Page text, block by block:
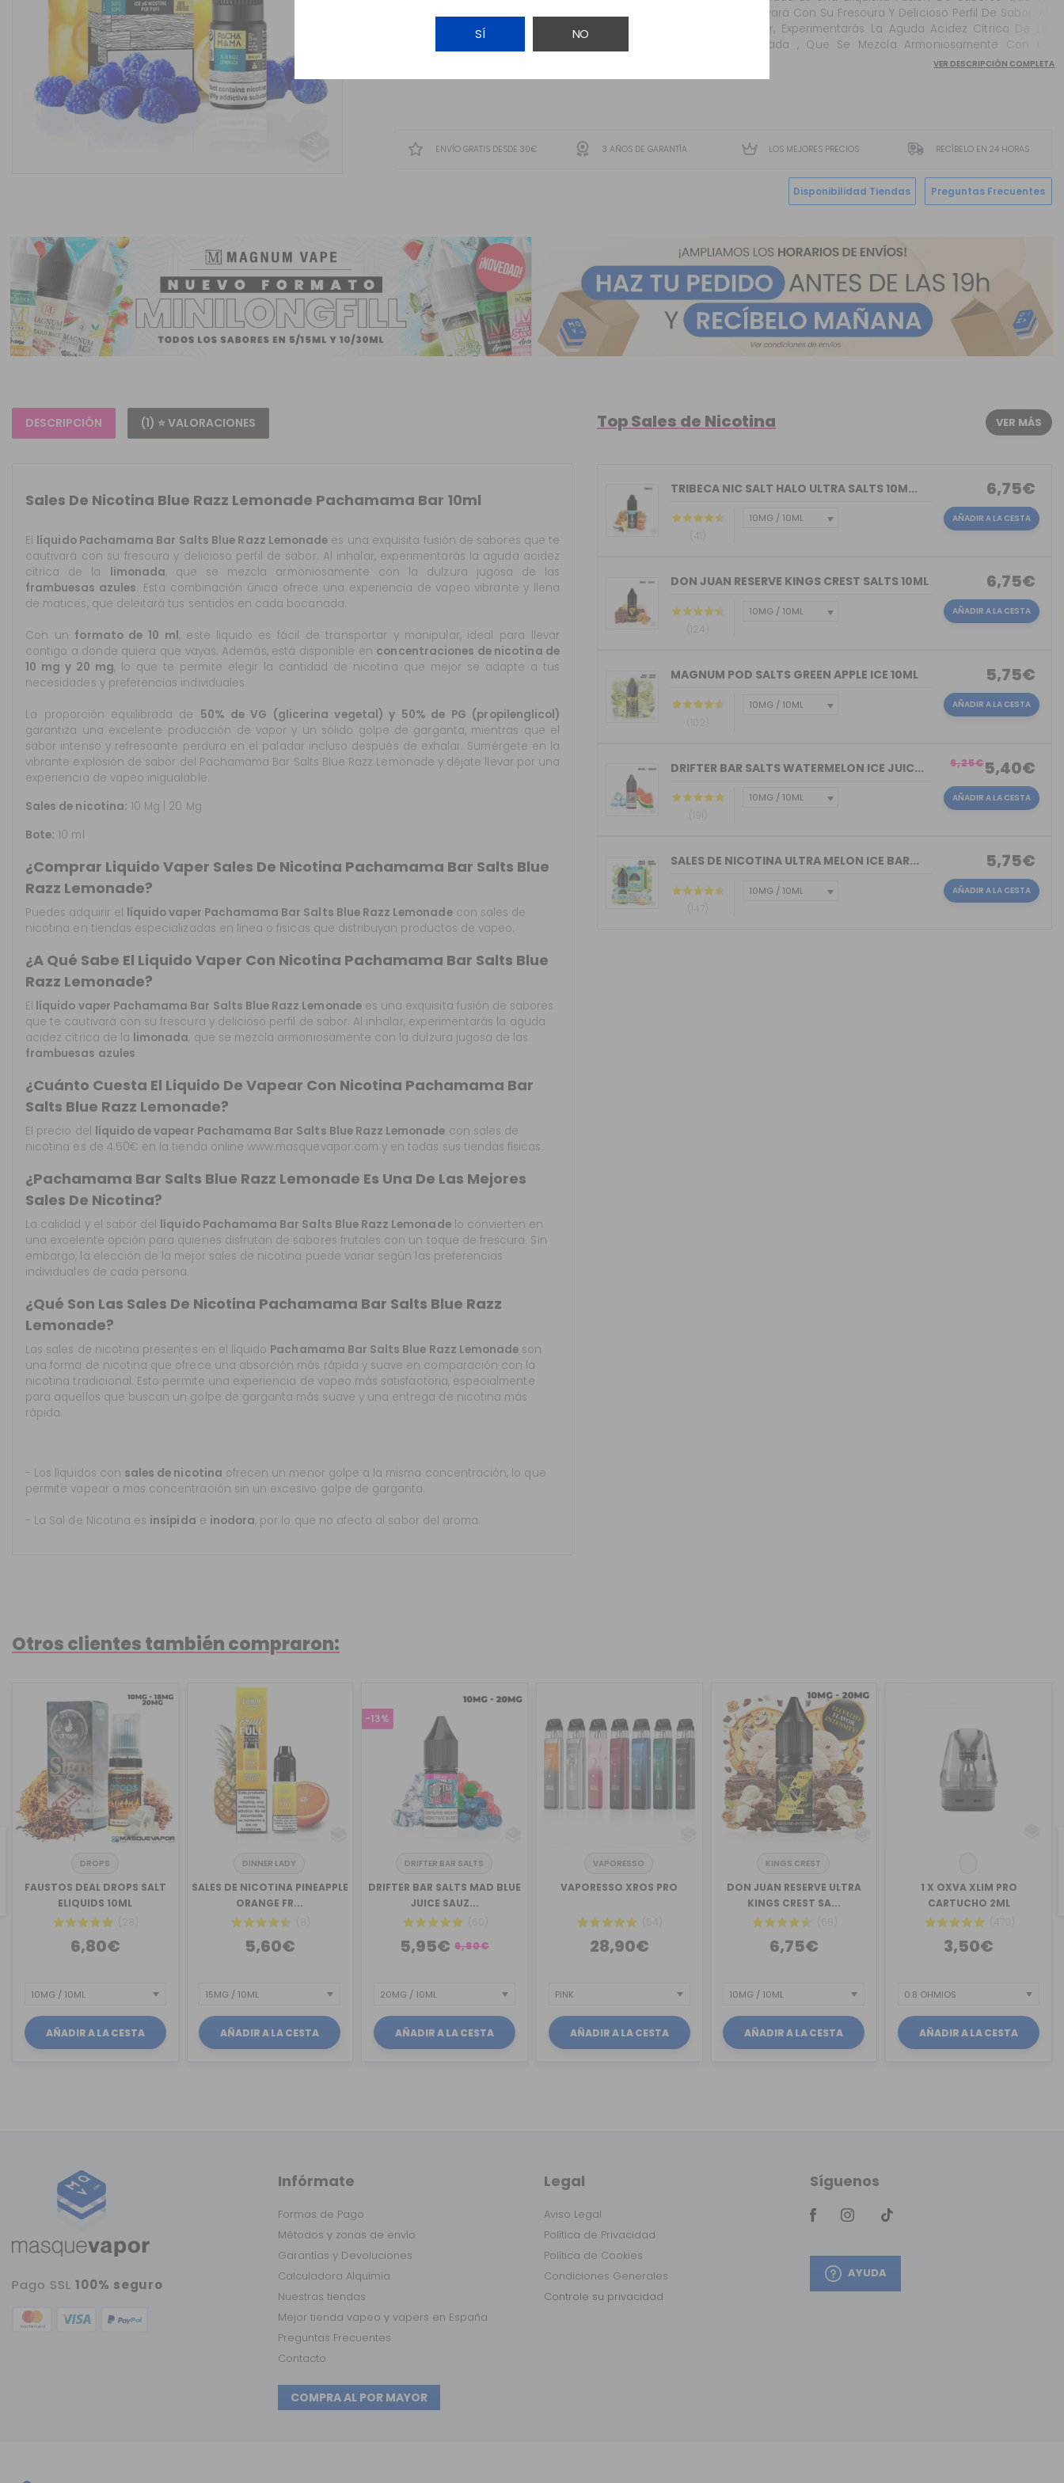
SÍ NO
Cautivará Con Su Frescura Y Delicioso Perfil De Sabor. Al
Inhalar, Experimentarás La Aguda Acidez Cítrica De La
Limonada , Que Se Mezcla Armoniosamente Con La
Dulzura Jugosa De Las Frambuesas Azules</S...VER DESCRIPCIÓN COMPLETA
ENVÍO GRATIS DESDE 30€ 3 AÑOS DE GARANTÍA LOS MEJORES PRECIOS RECÍBELO EN 24 HORAS
Disponibilidad Tiendas Preguntas Frecuentes
DESCRIPCIÓN (1) ⭐ VALORACIONES
Sales De Nicotina Blue Razz Lemonade Pachamama Bar 10ml
El líquido Pachamama Bar Salts Blue Razz Lemonade es una exquisita fusión de sabores que te
cautivará con su frescura y delicioso perfil de sabor. Al inhalar, experimentarás la aguda acidez
cítrica de la limonada, que se mezcla armoniosamente con la dulzura jugosa de las
frambuesas azules. Esta combinación única ofrece una experiencia de vapeo vibrante y llena
de matices, que deleitará tus sentidos en cada bocanada.
Con un formato de 10 ml, este líquido es fácil de transportar y manipular, ideal para llevar
contigo a donde quiera que vayas. Además, está disponible en concentraciones de nicotina de
10 mg y 20 mg, lo que te permite elegir la cantidad de nicotina que mejor se adapte a tus
necesidades y preferencias individuales.
La proporción equilibrada de 50% de VG (glicerina vegetal) y 50% de PG (propilenglicol)
garantiza una excelente producción de vapor y un sólido golpe de garganta, mientras que el
sabor intenso y refrescante perdura en el paladar incluso después de exhalar. Sumérgete en la
vibrante explosión de sabor del Pachamama Bar Salts Blue Razz Lemonade y déjate llevar por una
experiencia de vapeo inigualable.
Sales de nicotina: 10 Mg | 20 Mg
Bote: 10 ml
¿Comprar Liquido Vaper Sales De Nicotina Pachamama Bar Salts Blue
Razz Lemonade?
Puedes adquirir el líquido vaper Pachamama Bar Salts Blue Razz Lemonadecon sales de
nicotina en tiendas especializadas en línea o físicas que distribuyan productos de vapeo.
¿A Qué Sabe El Liquido Vaper Con Nicotina Pachamama Bar Salts Blue
Razz Lemonade?
El líquido vaper Pachamama Bar Salts Blue Razz Lemonadees una exquisita fusión de sabores
que te cautivará con su frescura y delicioso perfil de sabor. Al inhalar, experimentarás la aguda
acidez cítrica de la limonada, que se mezcla armoniosamente con la dulzura jugosa de las
frambuesas azules.
¿Cuánto Cuesta El Liquido De Vapear Con Nicotina Pachamama Bar
Salts Blue Razz Lemonade?
El precio del líquido de vapear Pachamama Bar Salts Blue Razz Lemonade con sales de
nicotina es de 4.50€ en la tienda online www.masquevapor.com y en todas sus tiendas físicas.
¿Pachamama Bar Salts Blue Razz Lemonade Es Una De Las Mejores
Sales De Nicotina?
La calidad y el sabor del líquido Pachamama Bar Salts Blue Razz Lemonadelo convierten en
una excelente opción para quienes disfrutan de sabores frutales con un toque de frescura. Sin
embargo, la elección de la mejor sales de nicotina puede variar según las preferencias
individuales de cada persona.
¿Qué Son Las Sales De Nicotina Pachamama Bar Salts Blue Razz
Lemonade?
Las sales de nicotina presentes en el líquido Pachamama Bar Salts Blue Razz Lemonade son
una forma de nicotina que ofrece una absorción más rápida y suave en comparación con la
nicotina tradicional. Esto permite una experiencia de vapeo más satisfactoria, especialmente
para aquellos que buscan un golpe de garganta más suave y una entrega de nicotina más
rápida.
- Los líquidos con sales de nicotina ofrecen un menor golpe a la misma concentración, lo que
permite vapear a mas concentración sin un excesivo golpe de garganta.
- La Sal de Nicotina es insípida e inodora, por lo que no afecta al sabor del aroma.
Top Sales de Nicotina VER MÁS
TRIBECA NIC SALT HALO ULTRA SALTS 10M...
(41)
6,75€
AÑADIR A LA CESTA
DON JUAN RESERVE KINGS CREST SALTS 10ML
(124)
6,75€
AÑADIR A LA CESTA
MAGNUM POD SALTS GREEN APPLE ICE 10ML
(102)
5,75€
AÑADIR A LA CESTA
DRIFTER BAR SALTS WATERMELON ICE JUIC...
(191)
5,40€
6,25€
AÑADIR A LA CESTA
SALES DE NICOTINA ULTRA MELON ICE BAR...
(147)
5,75€
AÑADIR A LA CESTA
Otros clientes también compraron:
DROPS
FAUSTOS DEAL DROPS SALT
ELIQUIDS 10ML
(28)
6,80€
AÑADIR A LA CESTA
DINNER LADY
SALES DE NICOTINA PINEAPPLE
ORANGE FR...
(8)
5,60€
AÑADIR A LA CESTA
-13%
DRIFTER BAR SALTS
DRIFTER BAR SALTS MAD BLUE
JUICE SAUZ...
(60)
5,95€ 6,80€
AÑADIR A LA CESTA
VAPORESSO
VAPORESSO XROS PRO
(54)
28,90€
AÑADIR A LA CESTA
KINGS CREST
DON JUAN RESERVE ULTRA
KINGS CREST SA...
(68)
6,75€
AÑADIR A LA CESTA
1 X OXVA XLIM PRO
CARTUCHO 2ML
(470)
3,50€
AÑADIR A LA CESTA
Pago SSL 100% seguro
Infórmate
Formas de Pago
Métodos y zonas de envío
Garantías y Devoluciones
Calculadora Alquimia
Nuestras tiendas
Mejor tienda vapeo y vapers en España
Preguntas Frecuentes
Contacto
COMPRA AL POR MAYOR
Legal
Aviso Legal
Política de Privacidad
Política de Cookies
Condiciones Generales
Controle su privacidad
Síguenos
AYUDA